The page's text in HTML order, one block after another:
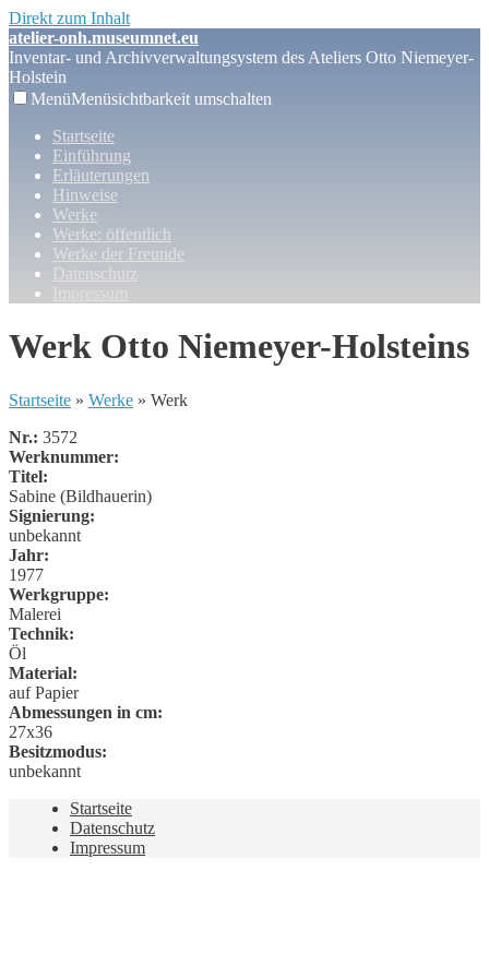
Direkt zum Inhalt
atelier-onh.museumnet.eu
Inventar- und Archivverwaltungsystem des Ateliers Otto Niemeyer-
Holstein
MenüMenüsichtbarkeit umschalten
Startseite
Einführung
Erläuterungen
Hinweise
Werke
Werke: öffentlich
Werke der Freunde
Datenschutz
Impressum
Werk Otto Niemeyer-Holsteins
Startseite » Werke » Werk
Nr.: 3572
Werknummer:
Titel:
Sabine (Bildhauerin)
Signierung:
unbekannt
Jahr:
1977
Werkgruppe:
Malerei
Technik:
Öl
Material:
auf Papier
Abmessungen in cm:
27x36
Besitzmodus:
unbekannt
Startseite
Datenschutz
Impressum